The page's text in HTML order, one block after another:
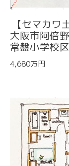
【セマカワ
大阪市阿倍
常盤小学校区
4,680万円